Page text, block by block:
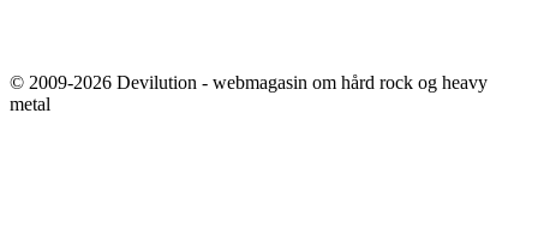
© 2009-2026 Devilution - webmagasin om hård rock og heavy
metal